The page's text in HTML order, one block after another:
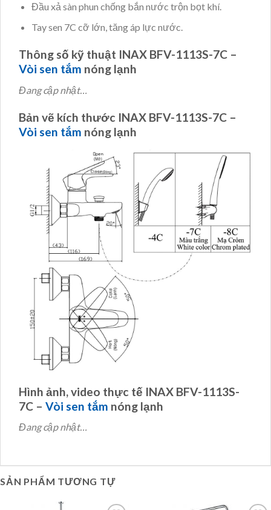
Đầu xả sàn phun chống bắn nước trộn bọt khí.
Tay sen 7C cỡ lớn, tăng áp lực nước.
Thông số kỹ thuật INAX BFV-1113S-7C –
Vòi sen tắm nóng lạnh
Đang cập nhật…
Bản vẽ kích thước INAX BFV-1113S-7C –
Vòi sen tắm nóng lạnh
Hình ảnh, video thực tế INAX BFV-1113S-
7C – Vòi sen tắm nóng lạnh
Đang cập nhật…
SẢN PHẨM TƯƠNG TỰ